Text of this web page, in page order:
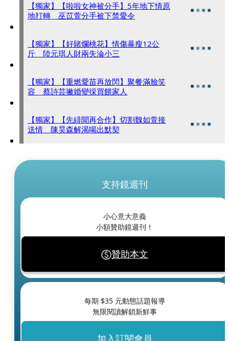
【獨家】【啦啦女神被分手】5年地下情原
地打轉 巫苡萱分手被下禁愛令
【獨家】【好賭爛桃花】情傷暴瘦12公
斤 陸元琪人財兩失淪小三
【獨家】【重燃愛苗再放閃】聚餐滿臉笑
容 蔡詩芸撇婚變採買餵家人
【獨家】【先緋聞再合作】切割魏如萱接
送情 陳昊森解渴喝出默契
支持鏡週刊
小心意大意義
小額贊助鏡週刊！
贊助本文
每期 $35 元動態話題報導
無限閱讀解鎖新鮮事
加入訂閱會員